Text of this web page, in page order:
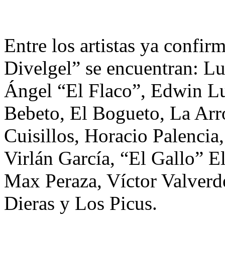
Entre los artistas ya
Divelgel” se encuentran:
Ángel “El Flaco”, Edwin
Bebeto, El Bogueto, La
Cuisillos, Horacio
Virlán García, “El Gallo”
Max Peraza, Víctor
Dieras y Los Picus.